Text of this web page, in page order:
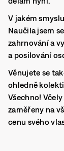
V jakém
Naučila jsem
zahrnování a
a posilování
Věnujete se
ohledně
Všechno!
zaměřeny na
cenu svého